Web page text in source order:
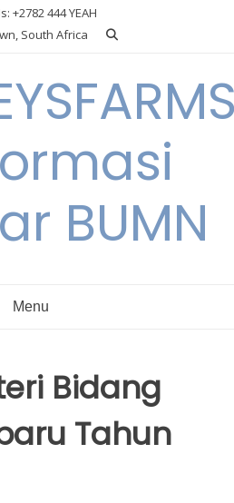
+2782 444 YEAH
South Africa
BUMN
Menu
Bidang
Tahun